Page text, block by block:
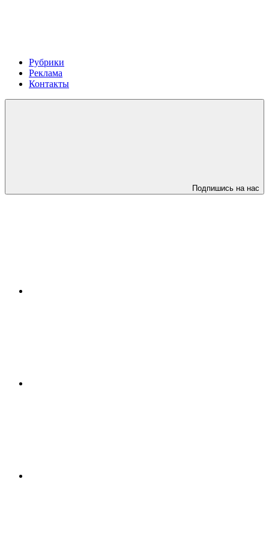
Рубрики
Реклама
Контакты
Подпишись на нас